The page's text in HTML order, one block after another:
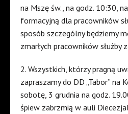
na Mszę św., na godz. 10:30,
formacyjną dla pracowników
sposób szczególny będziemy
zmarłych pracowników służby
2. Wszystkich, którzy pragną
zapraszamy do DD „Tabor” na
sobotę, 3 grudnia na godz.
śpiew zabrzmią w auli